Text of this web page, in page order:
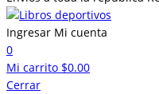
Ingresar Mi cuenta
0
Mi carrito $0.00
Cerrar